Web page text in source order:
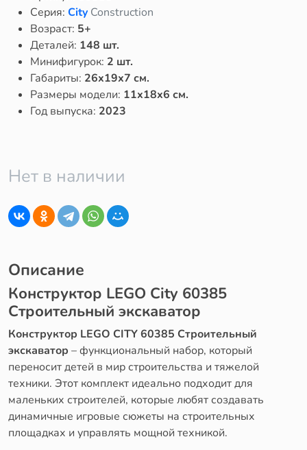
Серия: City Construction
Возраст: 5+
Деталей: 148 шт.
Минифигурок: 2 шт.
Габариты: 26x19x7 см.
Размеры модели: 11x18x6 см.
Год выпуска: 2023
Нет в наличии
Описание
Конструктор LEGO City 60385
Строительный экскаватор
Конструктор LEGO CITY 60385 Строительный
экскаватор – функциональный набор, который
переносит детей в мир строительства и тяжелой
техники. Этот комплект идеально подходит для
маленьких строителей, которые любят создавать
динамичные игровые сюжеты на строительных
площадках и управлять мощной техникой.